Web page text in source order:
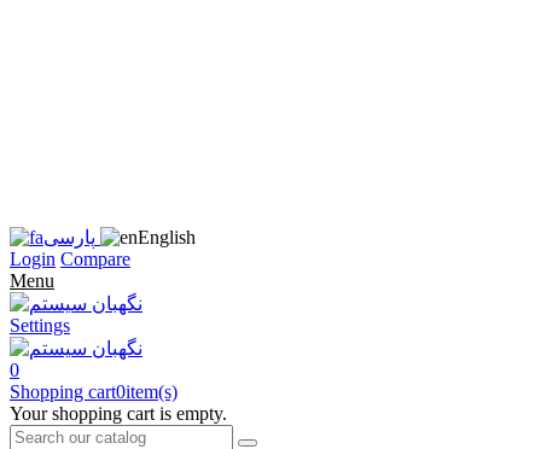
پارسی
English
Login Compare
Menu
Settings
0
Shopping cart0item(s)
Your shopping cart is empty.